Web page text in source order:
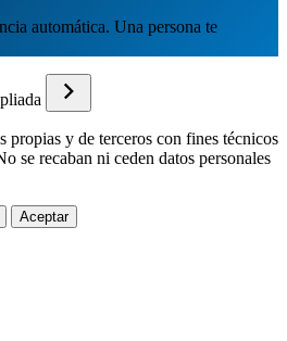
automática. Una persona te
propias y de terceros con fines técnicos
se recaban ni ceden datos personales
Aceptar